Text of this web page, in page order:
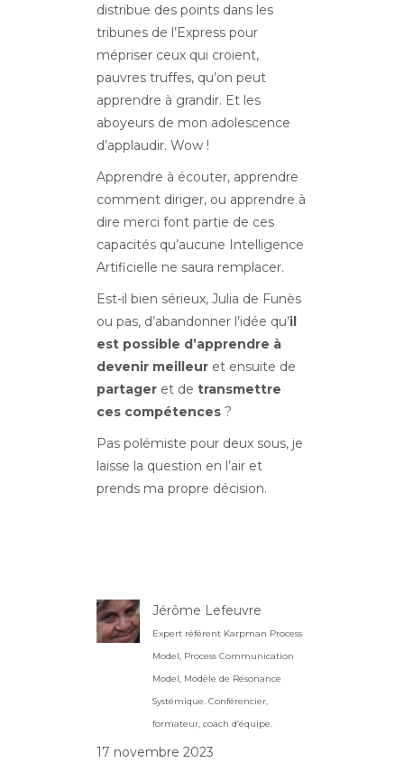
distribue des points dans les
tribunes de l’Express pour
mépriser ceux qui croient,
pauvres truffes, qu’on peut
apprendre à grandir. Et les
aboyeurs de mon adolescence
d’applaudir. Wow !
Apprendre à écouter, apprendre
comment diriger, ou apprendre à
dire merci font partie de ces
capacités qu’aucune Intelligence
Artificielle ne saura remplacer.
Est-il bien sérieux, Julia de Funès
ou pas, d’abandonner l’idée qu’il
est possible d’apprendre à
devenir meilleuret ensuite de
partageret de transmettre
ces compétences?
Pas polémiste pour deux sous, je
laisse la question en l’air et
prends ma propre décision.
Jérôme Lefeuvre
Expert référent Karpman Process
Model, Process Communication
Model, Modèle de Résonance
Systémique. Conférencier,
formateur, coach d’équipe.
17 novembre 2023